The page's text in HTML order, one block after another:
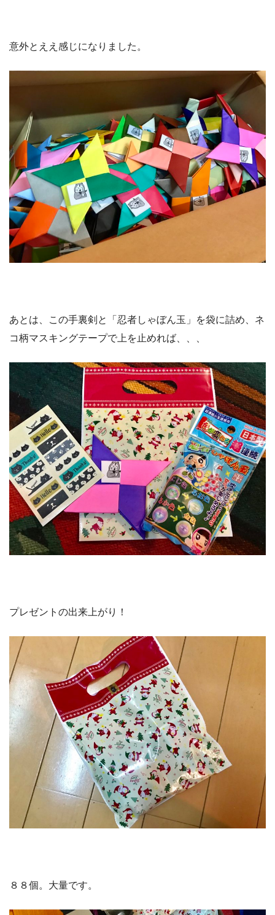
意外とええ感じになりました。
あとは、この手裏剣と「忍者しゃぼん玉」を袋に詰め、ネ
コ柄マスキングテープで上を止めれば、、、
プレゼントの出来上がり！
８８個。大量です。